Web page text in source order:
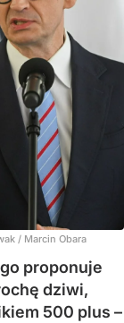
/ Marcin Obara
proponuje
dziwi,
500 plus –